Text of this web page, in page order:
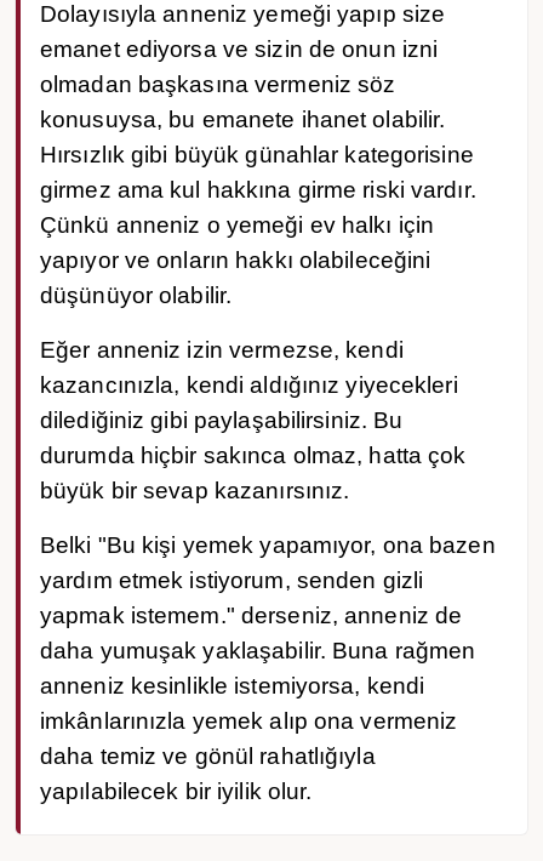
Dolayısıyla anneniz yemeği yapıp size
emanet ediyorsa ve sizin de onun izni
olmadan başkasına vermeniz söz
konusuysa, bu emanete ihanet olabilir.
Hırsızlık gibi büyük günahlar kategorisine
girmez ama kul hakkına girme riski vardır.
Çünkü anneniz o yemeği ev halkı için
yapıyor ve onların hakkı olabileceğini
düşünüyor olabilir.
Eğer anneniz izin vermezse, kendi
kazancınızla, kendi aldığınız yiyecekleri
dilediğiniz gibi paylaşabilirsiniz. Bu
durumda hiçbir sakınca olmaz, hatta çok
büyük bir sevap kazanırsınız.
Belki "Bu kişi yemek yapamıyor, ona bazen
yardım etmek istiyorum, senden gizli
yapmak istemem." derseniz, anneniz de
daha yumuşak yaklaşabilir. Buna rağmen
anneniz kesinlikle istemiyorsa, kendi
imkânlarınızla yemek alıp ona vermeniz
daha temiz ve gönül rahatlığıyla
yapılabilecek bir iyilik olur.